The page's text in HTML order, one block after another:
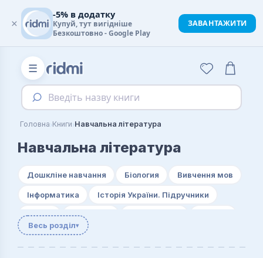
☰
Введіть назву книги
Головна›Книги›Навчальна література
Навчальна література
Дошкліне навчання Біология Вивчення мов
Інформатика Історія України. Підручники
Логіка Логістика
Рідна мова
Весь розділ▾
×
-5% в додатку
Купуй, тут вигідніше
Безкоштовно - Google Play
ЗАВАНТАЖИТИ